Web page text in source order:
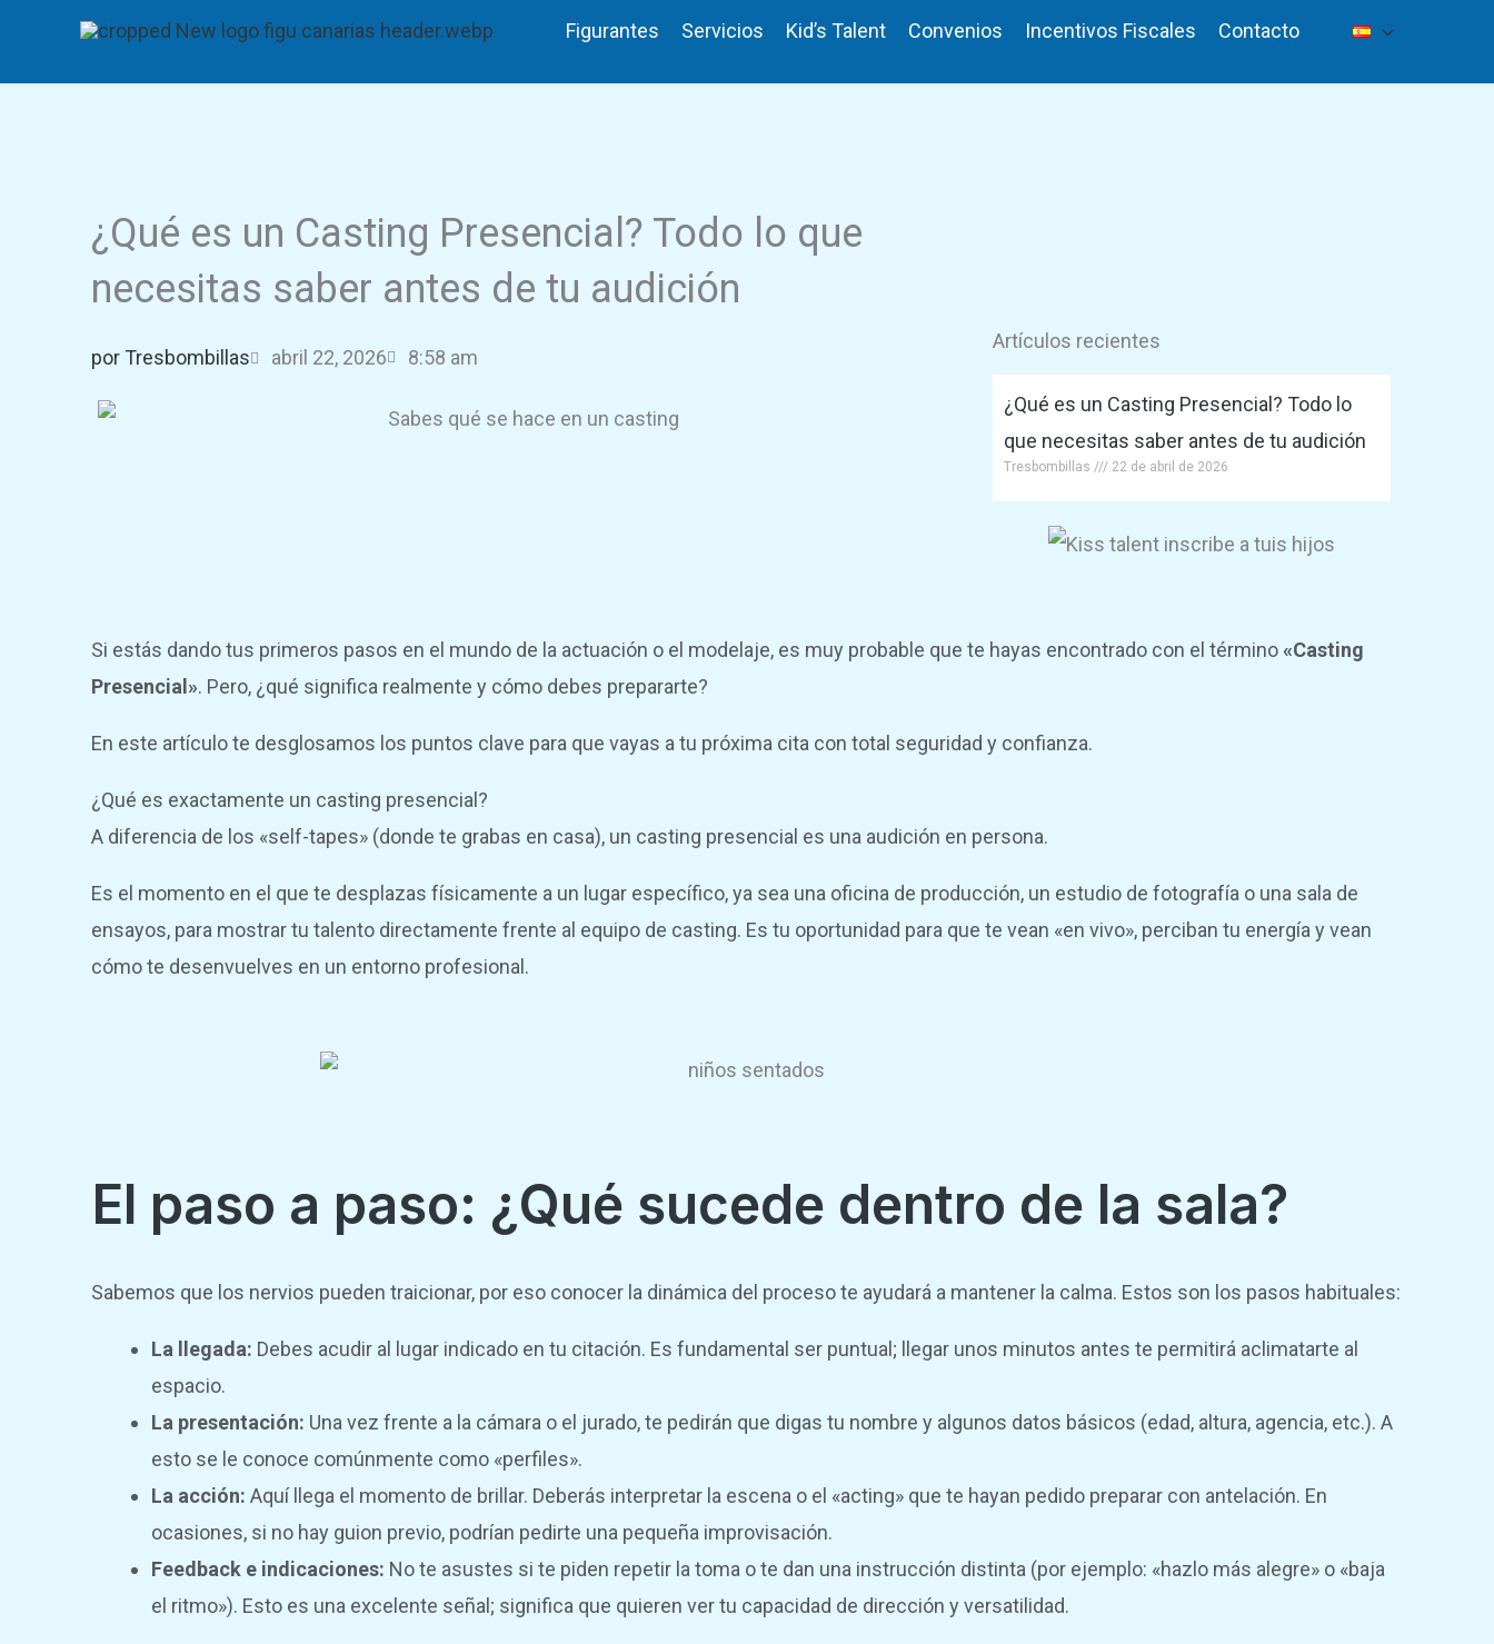
contenido
Figurantes Servicios Kid’s Talent Convenios Incentivos Fiscales Contacto
¿Qué es un Casting Presencial? Todo lo que
necesitas saber antes de tu audición
por Tresbombillas abril 22, 2026 8:58 am
Artículos recientes
¿Qué es un Casting Presencial? Todo lo
que necesitas saber antes de tu audición
Tresbombillas 22 de abril de 2026
Si estás dando tus primeros pasos en el mundo de la actuación o el modelaje, es muy probable que te hayas encontrado con el término«Casting
Presencial». Pero, ¿qué significa realmente y cómo debes prepararte?
En este artículo te desglosamos los puntos clave para que vayas a tu próxima cita con total seguridad y confianza.
¿Qué es exactamente un casting presencial?
A diferencia de los «self-tapes» (donde te grabas en casa), un casting presencial es una audición en persona.
Es el momento en el que te desplazas físicamente a un lugar específico, ya sea una oficina de producción, un estudio de fotografía o una sala de
ensayos, para mostrar tu talento directamente frente al equipo de casting. Es tu oportunidad para que te vean «en vivo», perciban tu energía y vean
cómo te desenvuelves en un entorno profesional.
El paso a paso: ¿Qué sucede dentro de la sala?
Sabemos que los nervios pueden traicionar, por eso conocer la dinámica del proceso te ayudará a mantener la calma. Estos son los pasos habituales:
La llegada: Debes acudir al lugar indicado en tu citación. Es fundamental ser puntual; llegar unos minutos antes te permitirá aclimatarte al
espacio.
La presentación: Una vez frente a la cámara o el jurado, te pedirán que digas tu nombre y algunos datos básicos (edad, altura, agencia, etc.). A
esto se le conoce comúnmente como «perfiles».
La acción: Aquí llega el momento de brillar. Deberás interpretar la escena o el «acting» que te hayan pedido preparar con antelación. En
ocasiones, si no hay guion previo, podrían pedirte una pequeña improvisación.
Feedback e indicaciones: No te asustes si te piden repetir la toma o te dan una instrucción distinta (por ejemplo: «hazlo más alegre» o «baja
el ritmo»). Esto es una excelente señal; significa que quieren ver tu capacidad de dirección y versatilidad.